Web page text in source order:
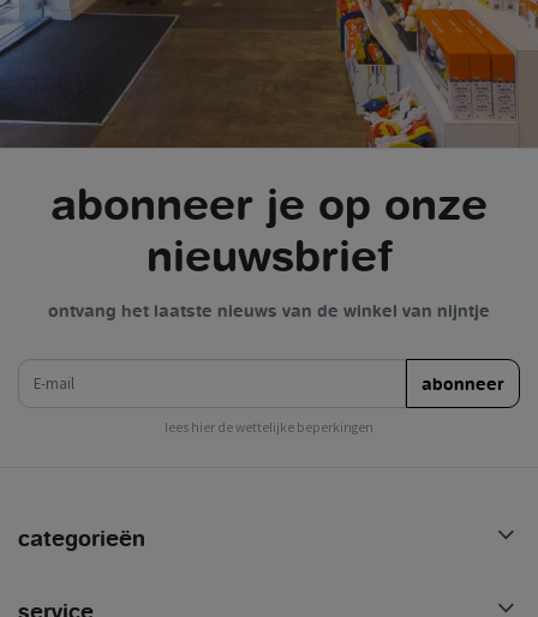
abonneer je op onze
nieuwsbrief
ontvang het laatste nieuws van de winkel van nijntje
abonneer
lees hier de wettelijke beperkingen
categorieën
service